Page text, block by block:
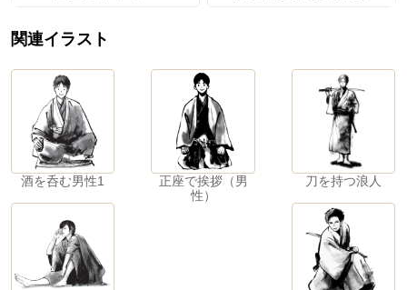
関連イラスト
酒を呑む男性1
正座で挨拶（男
性）
刀を持つ浪人